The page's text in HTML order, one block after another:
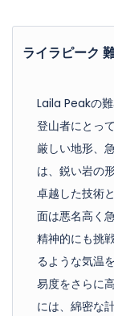
ライラピーク
Laila Peakの
登山者にとっ
厳しい地形、
は、鋭い岩の
卓越した技術
面は悪名高く
精神的にも挑
るような気温
易度をさらに
には、綿密な